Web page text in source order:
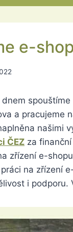
e-
a pracujeme
našimi
ČEZ za
zřízení e-
na zřízení
i podporu.